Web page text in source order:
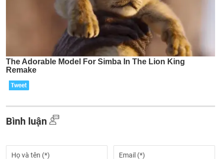
Bình luận